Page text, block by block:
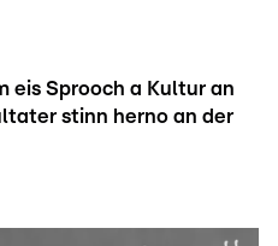
eis Sprooch a Kultur an
stinn herno an der